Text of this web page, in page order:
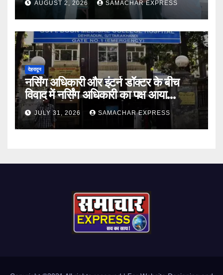
AUGUST 2, 2026 SAMACHAR EXPRESS
देहरादून
नर्सिंग अधिकारी और इंटर्न डॉक्टर के बीच
विवाद में नर्सिंग अधिकारी का पक्ष आया
सामने,करी निष्पक्ष जांच की मांग
JULY 31, 2026 SAMACHAR EXPRESS